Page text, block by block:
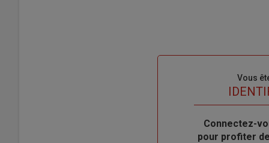
Vous
Body
Connectez-
pour profiter